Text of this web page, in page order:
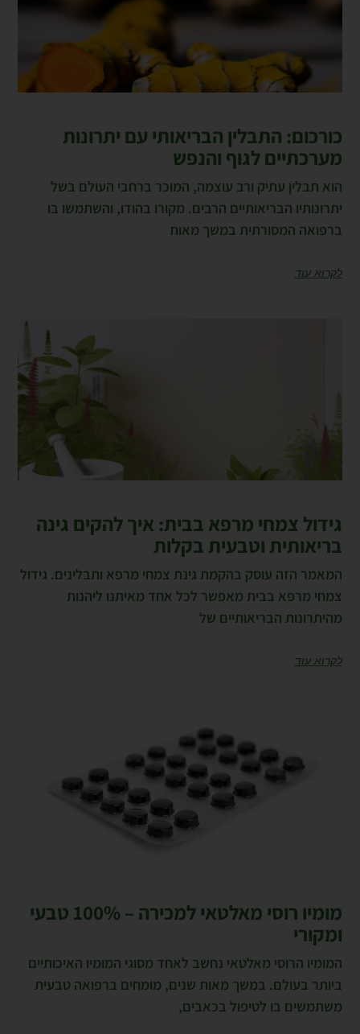
כורכום: התבלין הבריאותי עם יתרונות
מערכתיים לגוף והנפש
הוא תבלין עתיק ורב עוצמה, המוכר ברחבי העולם בשל
יתרונותיו הבריאותיים הרבים. מקורו בהודו, והשתמשו בו
ברפואה המסורתית במשך מאות
לקרוא עוד
גידול צמחי מרפא בבית: איך להקים גינה
בריאותית וטבעית בקלות
המאמר הזה עוסק בהקמת גינת צמחי מרפא ותבלינים. גידול
צמחי מרפא בבית מאפשר לכל אחד מאיתנו ליהנות
מהיתרונות הבריאותיים של
לקרוא עוד
מומיו רוסי מאלטאי למכירה – 100% טבעי
ומקורי
המומיו הרוסי מאלטאי נחשב לאחד מסוגי המומיו האיכותיים
ביותר בעולם. במשך מאות שנים, מומחים ברפואה טבעית
משתמשים בו לטיפול בכאבים,